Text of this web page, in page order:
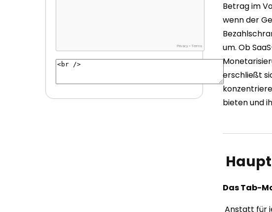
Betrag im
wenn der
um. Ob
erschließt
bieten und
Das Tab-
Anstatt für